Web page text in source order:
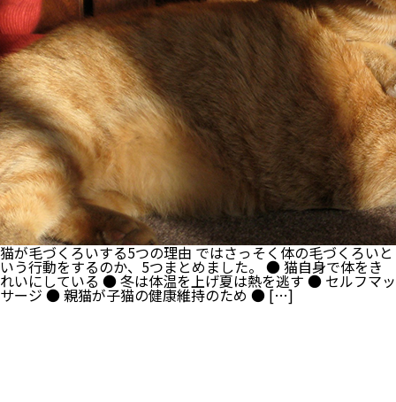
て
い
る?
意
外
に
知
ら
れ
て
な
い
犬
雑
学!
猫が毛づくろいする5つの理由 ではさっそく体の毛づくろいと
いう行動をするのか、5つまとめました。 ● 猫自身で体をき
れいにしている ● 冬は体温を上げ夏は熱を逃す ● セルフマッ
サージ ● 親猫が子猫の健康維持のため ● […]